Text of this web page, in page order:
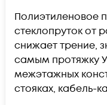
Полиэтиленовое
стеклопруток от
снижает трение,
самым протяжку
межэтажных
стояках, кабель-